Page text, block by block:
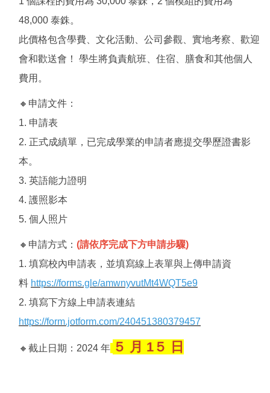
48,000 泰銖。
此價格包含學費、文化活動、公司參觀、實地考察、歡迎
會和歡送會！ 學生將負責航班、住宿、膳食和其他個人
費用。
🔸申請文件：
1. 申請表
2. 正式成績單，已完成學業的申請者應提交學歷證書影
本。
3. 英語能力證明
4. 護照影本
5. 個人照片
🔸申請方式： (請依序完成下方申請步驟)
1. 填寫校內申請表，並填寫線上表單與上傳申請資
料 https://forms.gle/amwnyvutMt4WQT5e9
2. 填寫下方線上申請表連結
https://form.jotform.com/240451380379457
🔸截止日期：2024 年 ５ 月 1５ 日